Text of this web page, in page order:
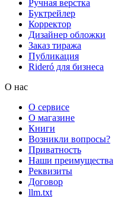
Ручная верстка
Буктрейлер
Корректор
Дизайнер обложки
Заказ тиража
Публикация
Rideró для бизнеса
О нас
О сервисе
О магазине
Книги
Возникли вопросы?
Приватность
Наши преимущества
Реквизиты
Договор
llm.txt